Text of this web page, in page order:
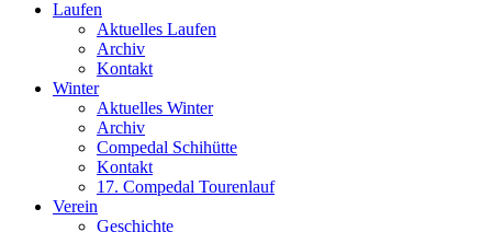
Laufen
Aktuelles Laufen
Archiv
Kontakt
Winter
Aktuelles Winter
Archiv
Compedal Schihütte
Kontakt
17. Compedal Tourenlauf
Verein
Geschichte